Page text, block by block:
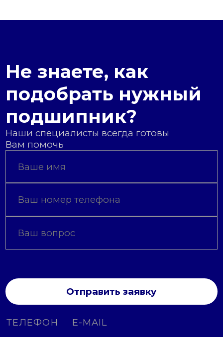
Не знаете, как
подобрать нужный
подшипник?
Наши специалисты всегда готовы
Вам помочь
Отправить заявку
ТЕЛЕФОН E-MAIL